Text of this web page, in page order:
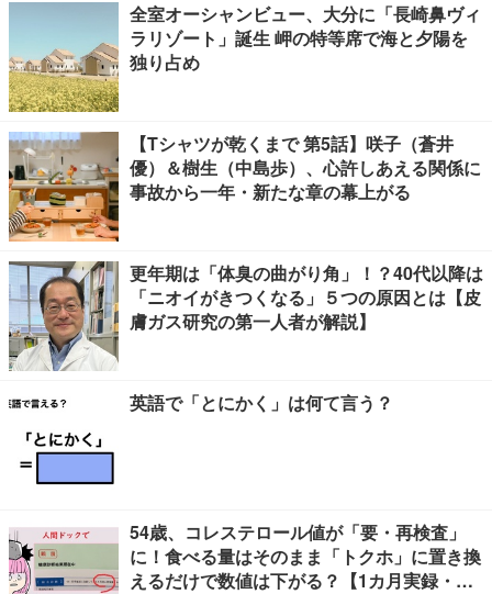
全室オーシャンビュー、大分に「長崎鼻ヴィ
ラリゾート」誕生 岬の特等席で海と夕陽を
独り占め
【Tシャツが乾くまで 第5話】咲子（蒼井
優）＆樹生（中島歩）、心許しあえる関係に
事故から一年・新たな章の幕上がる
更年期は「体臭の曲がり角」！？40代以降は
「ニオイがきつくなる」５つの原因とは【皮
膚ガス研究の第一人者が解説】
英語で「とにかく」は何て言う？
54歳、コレステロール値が「要・再検査」
に！食べる量はそのまま「トクホ」に置き換
えるだけで数値は下がる？【1カ月実録・ビ